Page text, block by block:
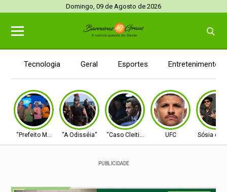
Domingo, 09 de Agosto de 2026
Tecnologia Geral Esportes Entretenimento
“Prefeito Moab” “A Odisséia“ “Caso Cleitinho” UFC Sósia do
PUBLICIDADE